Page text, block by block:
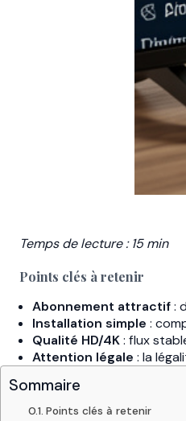
Temps de lecture : 15 min
Points clés à retenir
Abonnement attractif:
Installation simple :
Qualité HD/4K: flux
Attention légale : la
Sommaire
Points clés à retenir